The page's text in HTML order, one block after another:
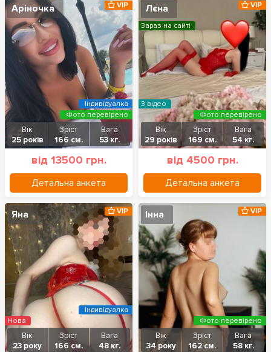
Аріночка
Вік
25 років
Зріст
166 см.
Вага
53 кг.
від 13500 грн.
Детальна анкета
VIP
Фото перевірено
Індивідуалка
Лєна
Вік
29 років
Зріст
169 см.
Вага
54 кг.
від 4500 грн.
Детальна анкета
VIP
Зараз на сайті
З відео
Фото перевірено
Яна
Вік
23 року
Зріст
166 см.
Вага
48 кг.
VIP
Нова
Індивідуалка
Інна
Вік
34 року
Зріст
162 см.
Вага
58 кг.
VIP
Фото перевірено